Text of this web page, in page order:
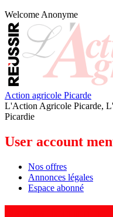
Welcome Anonyme
Action agricole Picarde
L'Action Agricole Picarde,
Picardie
User account
Nos offres
Annonces légales
Espace abonné